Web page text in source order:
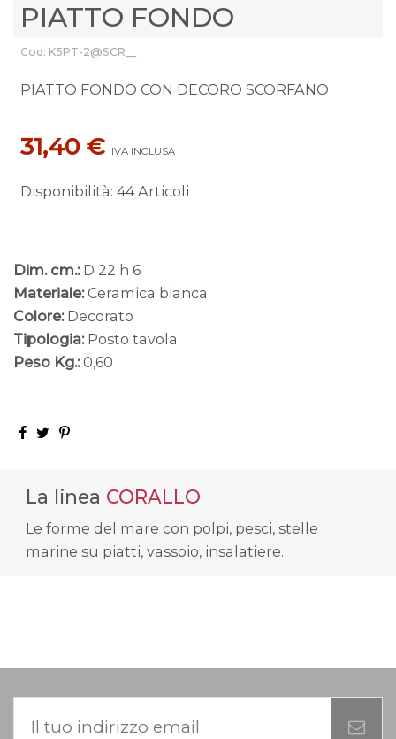
PIATTO FONDO
Cod: K5PT-2@SCR__
PIATTO FONDO CON DECORO SCORFANO
31,40 € IVA INCLUSA
Disponibilità: 44 Articoli
Dim. cm.: D 22 h 6
Materiale: Ceramica bianca
Colore: Decorato
Tipologia: Posto tavola
Peso Kg.: 0,60
La linea CORALLO
Le forme del mare con polpi, pesci, stelle
marine su piatti, vassoio, insalatiere.